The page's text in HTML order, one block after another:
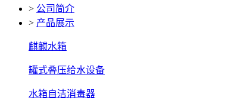
> 公司简介
> 产品展示
麒麟水箱
罐式叠压给水设备
水箱自洁消毒器